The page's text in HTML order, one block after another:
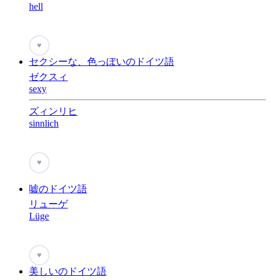
hell
♥
セクシーな、色っぽいのドイツ語
ゼクスィ
sexy
ズィンリヒ
sinnlich
♥
嘘のドイツ語
リューゲ
Lüge
♥
美しいのドイツ語